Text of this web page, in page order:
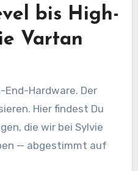
bis High-
Vartan
Hardware. Der
Hier findest Du
die wir bei Sylvie
— abgestimmt auf